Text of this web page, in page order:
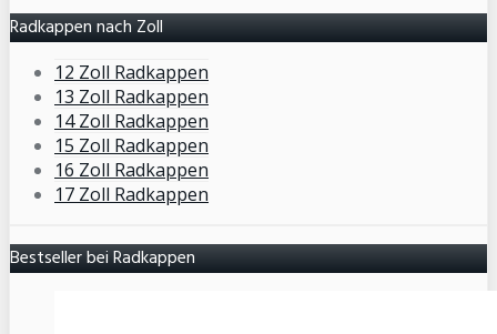
Radkappen nach Zoll
12 Zoll Radkappen
13 Zoll Radkappen
14 Zoll Radkappen
15 Zoll Radkappen
16 Zoll Radkappen
17 Zoll Radkappen
Bestseller bei Radkappen